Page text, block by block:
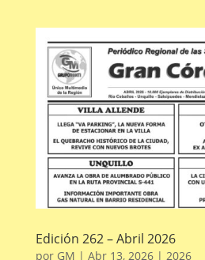
Edición 262 – Abril 2026
por GM | Abr 13, 2026| 2026